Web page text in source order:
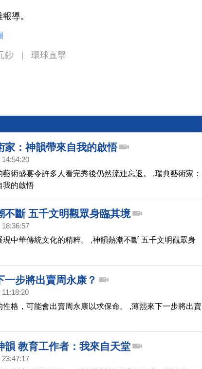
導。
鈔 環球直擊
家：神韻帶來自我的啟悟
14:54:20
藝術盛宴令許多人看完秀後仍然流連忘返。 ,瑞典藝術家：
我的啟悟
不斷 五千文明觀眾身臨其境
18:36:57
現中華傳統文化的精粹。 ,神韻熱潮不斷 五千文明觀眾身
一步將出賣周永康？
性格，可能會出賣周永康以求保命。 ,薄熙來下一步將出賣
韻 教育工作者：我來自天堂
23:47:17